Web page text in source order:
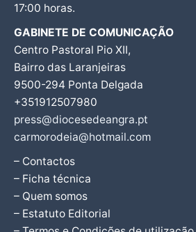
17:00 horas.
GABINETE DE COMUNICAÇÃO
Centro Pastoral Pio XII,
Bairro das Laranjeiras
9500-294 Ponta Delgada
+351912507980
press@diocesedeangra.pt
carmorodeia@hotmail.com
– Contactos
– Ficha técnica
– Quem somos
– Estatuto Editorial